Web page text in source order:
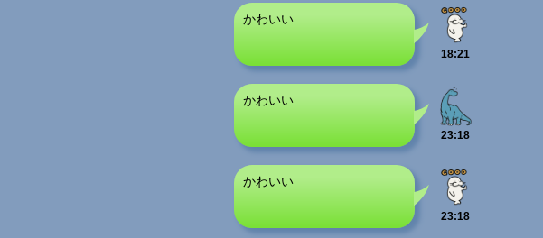
18:21
かわいい
23:18
かわいい
23:18
かわいい